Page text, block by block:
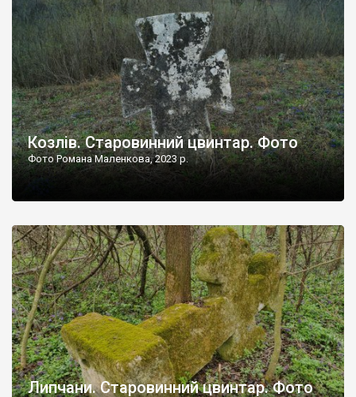
Козлів. Старовинний цвинтар. Фото
Фото Романа Маленкова, 2023 р.
Липчани. Старовинний цвинтар. Фото